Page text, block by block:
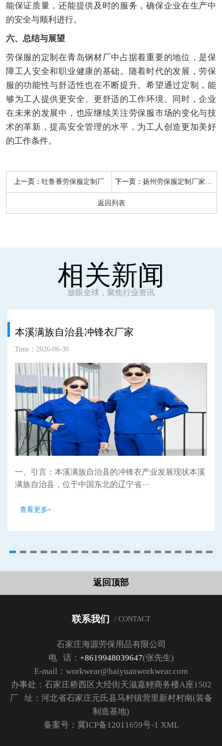
能保证质量，还能提供及时的服务，确保企业在生产中
的安全与顺利进行。
六、总结与展望
劳保服的定制在青岛钢材厂中占据着重要的地位，是保
障工人安全和职业健康的基础。随着时代的发展，劳保
服的功能性与舒适性也在不断提升。希望通过定制，能
够为工人提供更安全、更舒适的工作环境。同时，企业
在未来的发展中，也应继续关注劳保服市场的变化与技
术的革新，提高安全管理的水平，为工人创造更加美好
的工作条件。
上一页：吐鲁番劳保服定制厂 下一页：扬州劳保服定制厂家地址
返回列表
相关新闻
放眼全球，聚焦行业资讯
本溪满族自治县冲锋衣厂家
Time：2026-06-30
一、引言：本溪满族自治县的冲锋衣产业发展现状本溪
满族自治县，位于中国东北的辽宁省···
查看更多+
返回顶部
联系我们 / CONTACT
石家庄海源劳保用品有限公司
电 话： +8619948039647(张先生)
E-mail：workwear@haiyuanworkwear.com
办事处：石家庄桥西区大经街天滋嘉鲤商务楼A座1502
厂 址：河北省石家庄元氏县马村镇营里新村村南(装备
制造基地)
备案号： 冀ICP备12011659号-1 XML